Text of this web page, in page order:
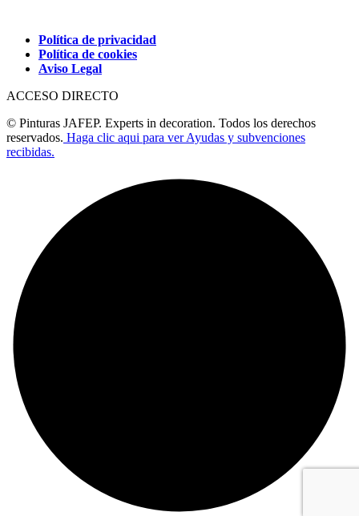
Política de privacidad
Política de cookies
Aviso Legal
ACCESO DIRECTO
© Pinturas JAFEP. Experts in decoration. Todos los derechos
reservados. Haga clic aqui para ver Ayudas y subvenciones
recibidas.